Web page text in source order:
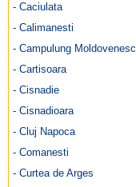
- Caciulata
- Calimanesti
- Campulung Moldovenesc
- Cartisoara
- Cisnadie
- Cisnadioara
- Cluj Napoca
- Comanesti
- Curtea de Arges